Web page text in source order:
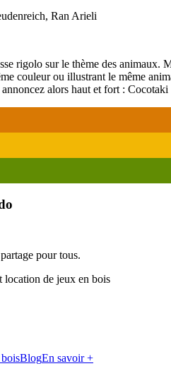
Ran Arieli
rigolo sur le thème des animaux.
couleur ou illustrant le même
alors haut et fort :
pour tous.
location de jeux en bois
BlogEn savoir +